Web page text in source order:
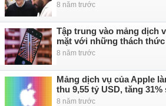
8 năm trước
Tập trung vào mảng dịch
mặt với những thách
8 năm trước
Mảng dịch vụ của Apple
thu 9,55 tỷ USD, tăng
8 năm trước